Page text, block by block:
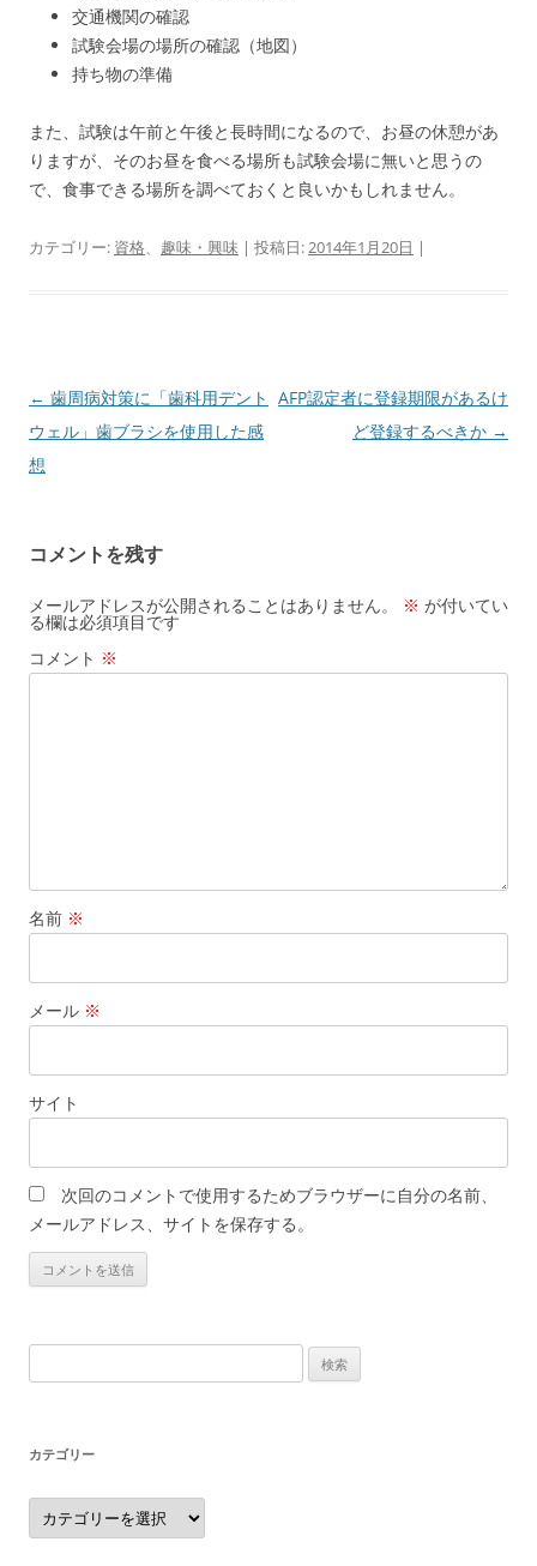
交通機関の確認
試験会場の場所の確認（地図）
持ち物の準備
また、試験は午前と午後と長時間になるので、お昼の休憩があ
りますが、そのお昼を食べる場所も試験会場に無いと思うの
で、食事できる場所を調べておくと良いかもしれません。
カテゴリー: 資格、 趣味・興味 | 投稿日:2014年1月20日 |
投
稿
ナ
ー
シ
ョ
ン
← 歯周病対策に「歯科用デント
ウェル」歯ブラシを使用した感
想
AFP認定者に登録期限があるけ
ど登録するべきか →
コメントを残す
メールアドレスが公開されることはありません。 ※ が付いてい
る欄は必須項目です
コメント ※
名前 ※
メール ※
サイト
次回のコメントで使用するためブラウザーに自分の名前、
メールアドレス、サイトを保存する。
索:
カテゴリー
カ
テ
ゴ